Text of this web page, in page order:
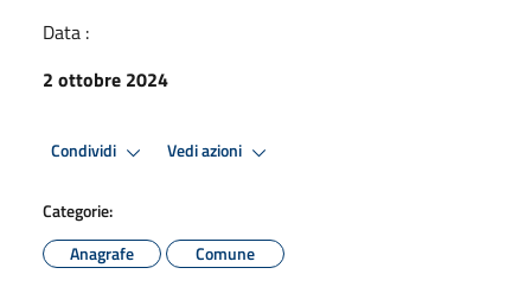
Data :
2 ottobre 2024
Condividi Vedi azioni
Categorie:
Anagrafe
Comune